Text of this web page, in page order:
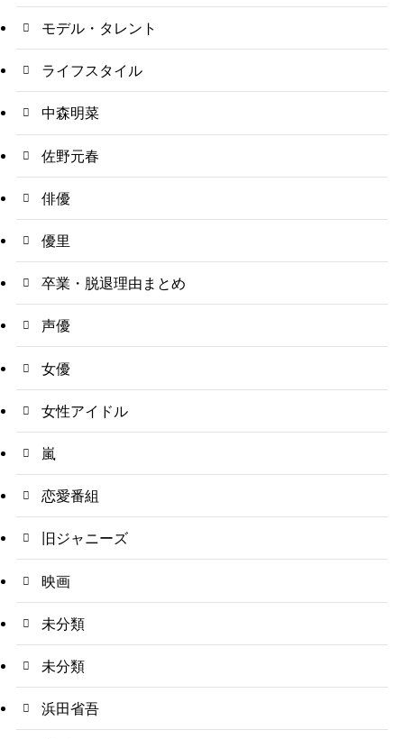
モデル・タレント
ライフスタイル
中森明菜
佐野元春
俳優
優里
卒業・脱退理由まとめ
声優
女優
女性アイドル
嵐
恋愛番組
旧ジャニーズ
映画
未分類
未分類
浜田省吾